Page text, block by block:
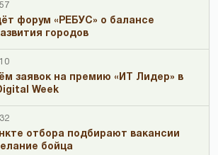
форум «РЕБУС» о балансе
городов
заявок на премию «ИТ Лидер» в
Week
отбора подбирают вакансии
бойца